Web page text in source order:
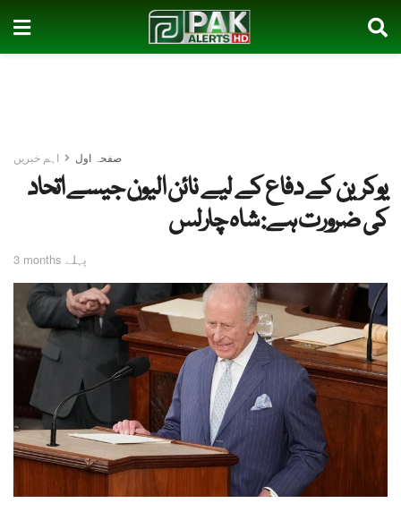
صفحہ اول اہم خبریں
یوکرین کے دفاع کے لیے نائن الیون جیسے اتحاد
کی ضرورت ہے: شاہ چارلس
3 months پہلے